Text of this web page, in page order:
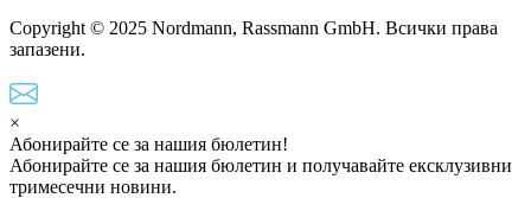
Copyright © 2025 Nordmann, Rassmann GmbH. Всички права
запазени.
×
Абонирайте се за нашия бюлетин!
Абонирайте се за нашия бюлетин и получавайте ексклузивни
тримесечни новини.